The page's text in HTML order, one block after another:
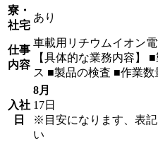
寮・
社宅
あり
仕事
内容
車載用リチウムイオン
【具体的な業務内容】
ス ■製品の検査 ■作業数
入社
日
8月
17日
※目安になります、表
い